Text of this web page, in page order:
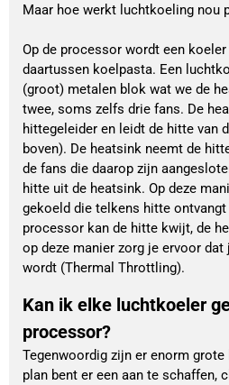
Maar hoe werkt luchtkoeling nou
Op de processor wordt een
daartussen koelpasta. Een
(groot) metalen blok wat we de
twee, soms zelfs drie fans. De
hittegeleider en leidt de hitte van
boven). De heatsink neemt de
de fans die daarop zijn
hitte uit de heatsink. Op deze
gekoeld die telkens hitte
processor kan de hitte kwijt, de
op deze manier zorg je ervoor
wordt (Thermal Throttling).
Kan ik elke luchtkoeler
processor?
Tegenwoordig zijn er enorm
plan bent er een aan te schaffen,